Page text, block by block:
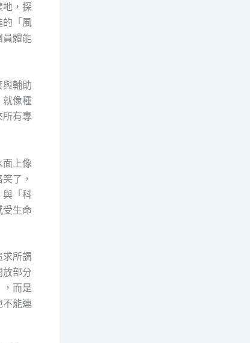
，探
的「風
體能
輔助
像種
有專
上像
了，
與「科
生命
求所謂
放部分
而是
能連